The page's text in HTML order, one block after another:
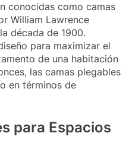
conocidas como camas
William Lawrence
década de 1900.
para maximizar el
de una habitación
las camas plegables
en términos de
para Espacios